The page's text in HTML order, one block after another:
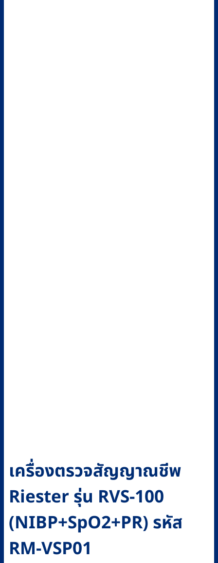
เครื่องตรวจสัญญาณชีพ
Riester รุ่น RVS-100
(NIBP+SpO2+PR) รหัส
RM-VSP01